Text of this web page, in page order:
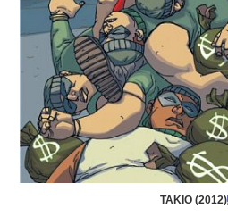
TAKIO (2012)